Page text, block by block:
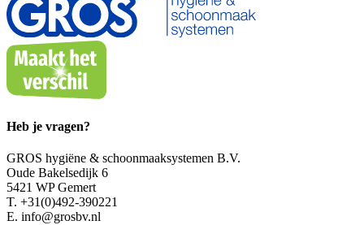
Heb je vragen?
GROS hygiëne & schoonmaaksystemen B.V.
Oude Bakelsedijk 6
5421 WP Gemert
T. +31(0)492-390221
E. info@grosbv.nl